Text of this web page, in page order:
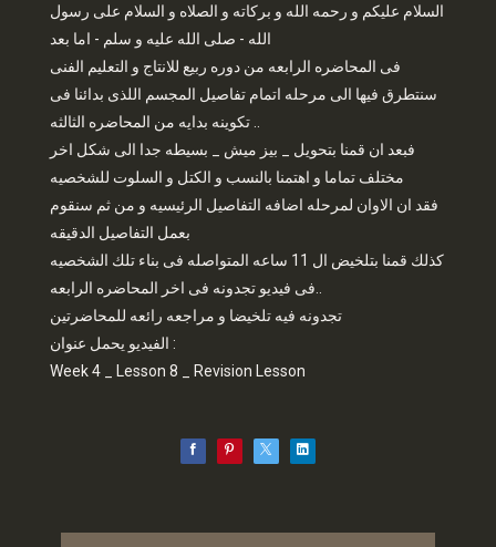
السلام عليكم و رحمه الله و بركاته و الصلاه و السلام على رسول
الله - صلى الله عليه و سلم - اما بعد
فى المحاضره الرابعه من دوره ربيع للانتاج و التعليم الفنى
سنتطرق فيها الى مرحله اتمام تفاصيل المجسم اللذى بدائنا فى
فبعد ان قمنا بتحويل _ بيز ميش _ بسيطه جدا الى شكل اخر
مختلف تماما و اهتمنا بالنسب و الكتل و السلوت للشخصيه
فقد ان الاوان لمرحله اضافه التفاصيل الرئيسيه و من ثم سنقوم
بعمل التفاصيل الدقيقه
كذلك قمنا بتلخيض ال 11 ساعه المتواصله فى بناء تلك الشخصيه
..فى فيديو تجدونه فى اخر المحاضره الرابعه
تجدونه فيه تلخيضا و مراجعه رائعه للمحاضرتين
الفيديو يحمل عنوان :
Week 4 _ Lesson 8 _ Revision Lesson